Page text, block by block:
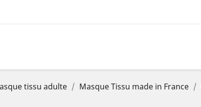
tissu adulte Masque Tissu made in France